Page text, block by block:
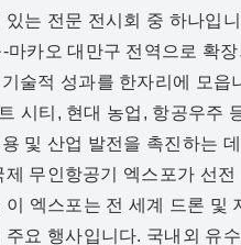
는 전문 전시회 중 하나입
마카오 대만구 전역으로 확
술적 성과를 한자리에 모읍
시티, 현대 농업, 항공우주
및 산업 발전을 촉진하는
무인항공기 엑스포가 선전
엑스포는 전 세계 드론 및
요 행사입니다. 국내외 유